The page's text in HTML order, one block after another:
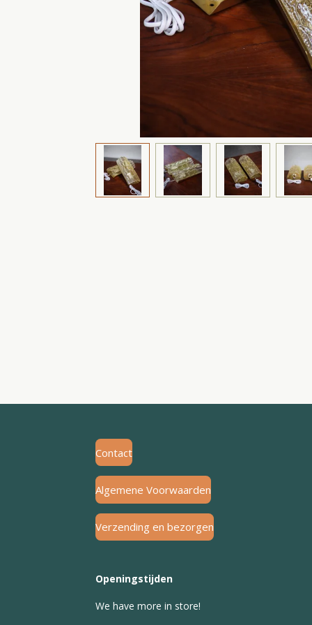
Contact
Algemene Voorwaarden
Verzending en bezorgen
Openingstijden
We have more in store!